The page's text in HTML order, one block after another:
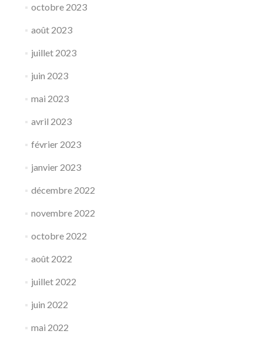
octobre 2023
août 2023
juillet 2023
juin 2023
mai 2023
avril 2023
février 2023
janvier 2023
décembre 2022
novembre 2022
octobre 2022
août 2022
juillet 2022
juin 2022
mai 2022